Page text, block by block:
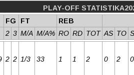
PLAY-OFF
FG
FT
REB
2 3 M/A M/A% RO RD TOT AS TO
2 2 1/3 33 1 1 2 0 2 0